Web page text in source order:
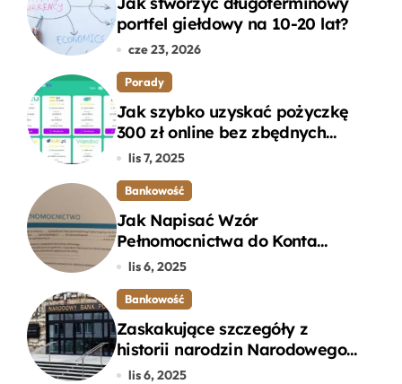
portfel giełdowy na 10-20 lat?
cze 23, 2026
Porady
Jak szybko uzyskać pożyczkę
300 zł online bez zbędnych
formalności?
lis 7, 2025
Bankowość
Jak Napisać Wzór
Pełnomocnictwa do Konta
Bankowego – Praktyczny
lis 6, 2025
Bankowość
Zaskakujące szczegóły z
historii narodzin Narodowego
Banku Polskiego, o których
lis 6, 2025